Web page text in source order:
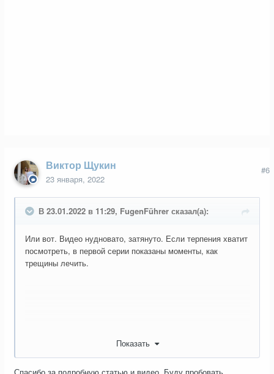
Виктор Щукин
23 января, 2022
#6
В 23.01.2022 в 11:29, FugenFührer сказал(а):
Или вот. Видео нудновато, затянуто. Если терпения хватит
посмотреть, в первой серии показаны моменты, как
трещины лечить.
Показать